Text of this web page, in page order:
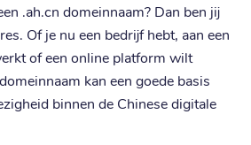
.ah.cn domeinnaam? Dan ben jij
Of je nu een bedrijf hebt, aan een
of een online platform wilt
kan een goede basis
binnen de Chinese digitale